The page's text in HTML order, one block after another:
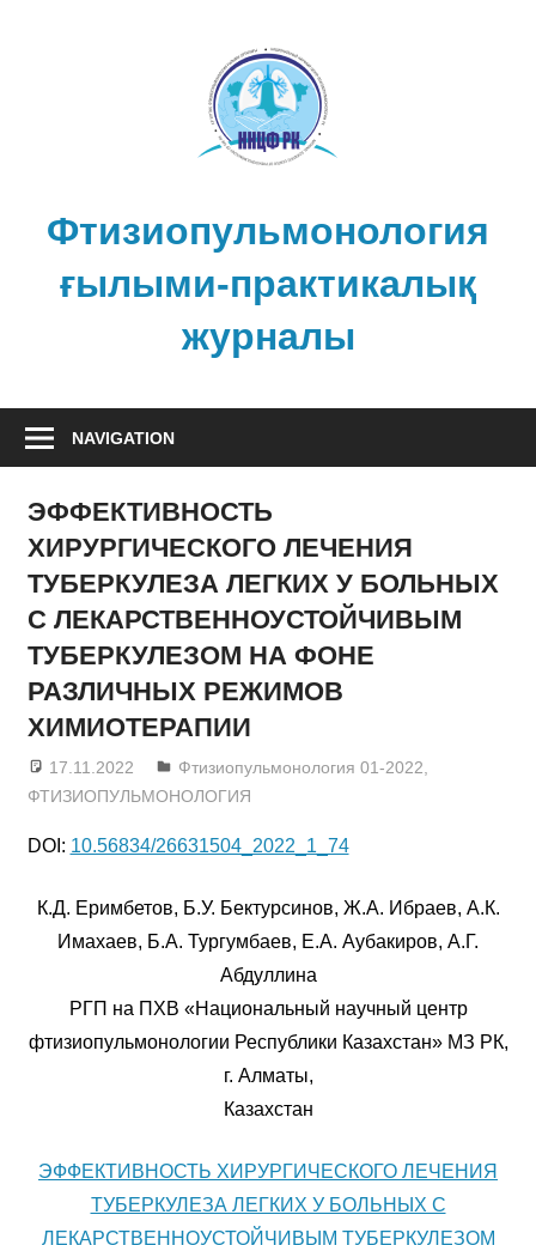
Фтизиопульмонология
ғылыми-практикалық
журналы
NAVIGATION
ЭФФЕКТИВНОСТЬ
ХИРУРГИЧЕСКОГО ЛЕЧЕНИЯ
ТУБЕРКУЛЕЗА ЛЕГКИХ У БОЛЬНЫХ
С ЛЕКАРСТВЕННОУСТОЙЧИВЫМ
ТУБЕРКУЛЕЗОМ НА ФОНЕ
РАЗЛИЧНЫХ РЕЖИМОВ
ХИМИОТЕРАПИИ
17.11.2022 admin
Фтизиопульмонология 01-2022
ФТИЗИОПУЛЬМОНОЛОГИЯ
DOI: 10.56834/26631504_2022_1_74
К.Д. Еримбетов, Б.У. Бектурсинов, Ж.А. Ибраев, А.К.
Имахаев, Б.А. Тургумбаев, Е.А. Аубакиров, А.Г.
Абдуллина
РГП на ПХВ «Национальный научный центр
фтизиопульмонологии Республики Казахстан» МЗ РК,
г. Алматы,
Казахстан
ЭФФЕКТИВНОСТЬ ХИРУРГИЧЕСКОГО ЛЕЧЕНИЯ
ТУБЕРКУЛЕЗА ЛЕГКИХ У БОЛЬНЫХ С
ЛЕКАРСТВЕННОУСТОЙЧИВЫМ ТУБЕРКУЛЕЗОМ